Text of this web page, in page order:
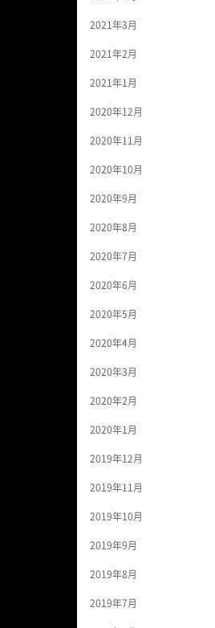
2021年3月
2021年2月
2021年1月
2020年12月
2020年11月
2020年10月
2020年9月
2020年8月
2020年7月
2020年6月
2020年5月
2020年4月
2020年3月
2020年2月
2020年1月
2019年12月
2019年11月
2019年10月
2019年9月
2019年8月
2019年7月